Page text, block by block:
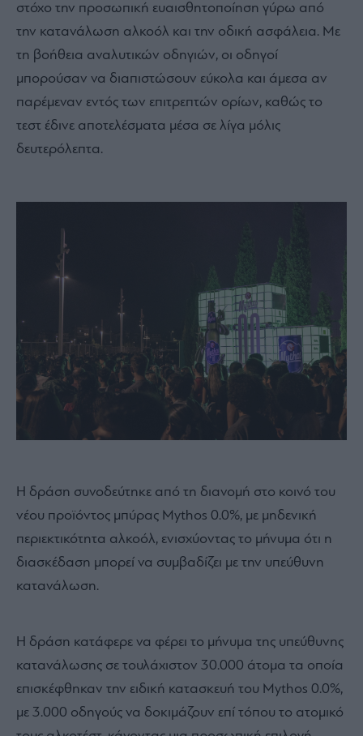
στόχο την προσωπική ευαισθητοποίηση γύρω από
την κατανάλωση αλκοόλ και την οδική ασφάλεια. Με
τη βοήθεια αναλυτικών οδηγιών, οι οδηγοί
μπορούσαν να διαπιστώσουν εύκολα και άμεσα αν
παρέμεναν εντός των επιτρεπτών ορίων, καθώς το
τεστ έδινε αποτελέσματα μέσα σε λίγα μόλις
δευτερόλεπτα.
Η δράση συνοδεύτηκε από τη διανομή στο κοινό του
νέου προϊόντος μπύρας Mythos 0.0%, με μηδενική
περιεκτικότητα αλκοόλ, ενισχύοντας το μήνυμα ότι η
διασκέδαση μπορεί να συμβαδίζει με την υπεύθυνη
κατανάλωση.
Η δράση κατάφερε να φέρει το μήνυμα της υπεύθυνης
κατανάλωσης σε τουλάχιστον 30.000 άτομα τα οποία
επισκέφθηκαν την ειδική κατασκευή του Mythos 0.0%,
με 3.000 οδηγούς να δοκιμάζουν επί τόπου το ατομικό